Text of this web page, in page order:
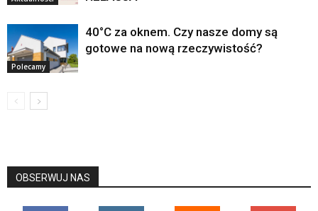
Polecamy
40°C za oknem. Czy nasze domy są
gotowe na nową rzeczywistość?
OBSERWUJ NAS